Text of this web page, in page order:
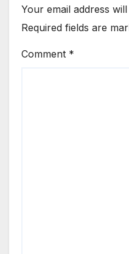
Your email address
Required fields are
Comment *